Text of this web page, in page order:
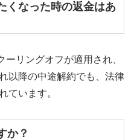
くなった時の返金はあ
リングオフが適用され、
以降の中途解約でも、法律
ています。
か？